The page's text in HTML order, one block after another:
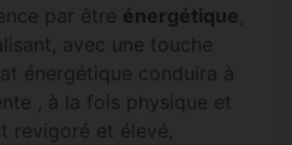
par être énergétique
avec une touche
énergétique conduira à
, à la fois physique et
revigoré et élevé,